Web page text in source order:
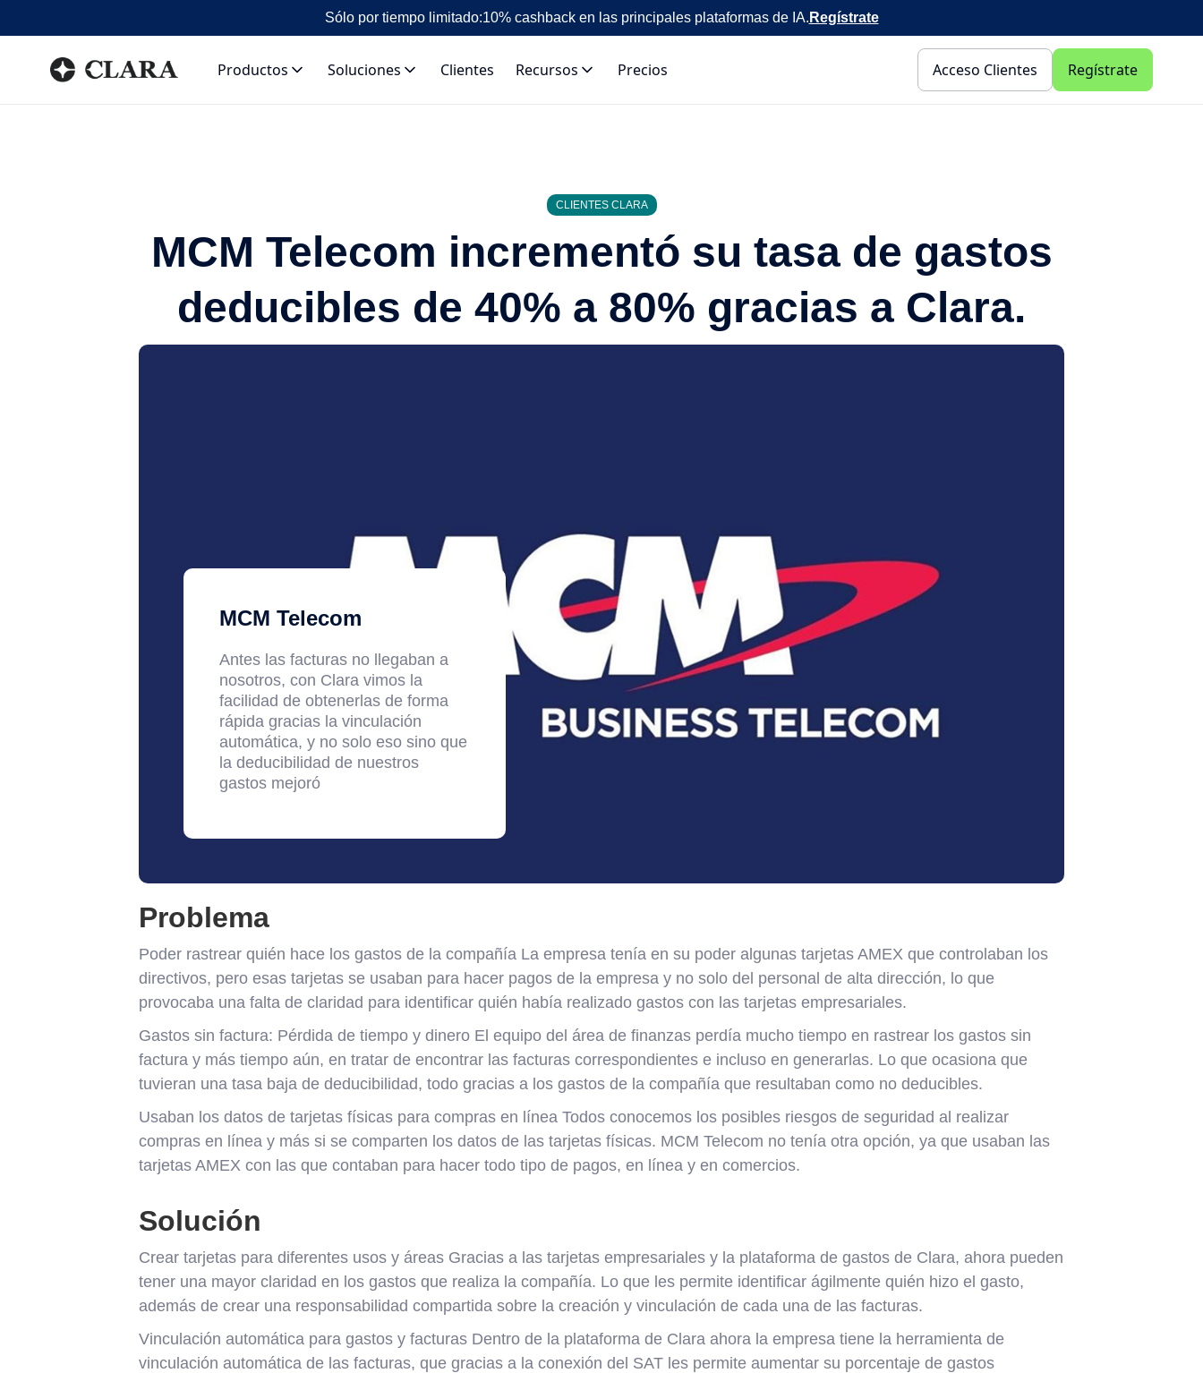
Sólo por tiempo limitado:10% cashback en las principales plataformas de IA. Regístrate
Productos Soluciones Clientes Recursos Precios Acceso Clientes Regístrate
CLIENTES CLARA
MCM Telecom incrementó su tasa de gastos
deducibles de 40% a 80% gracias a Clara.
MCM Telecom
Antes las facturas no llegaban a
nosotros, con Clara vimos la
facilidad de obtenerlas de forma
rápida gracias la vinculación
automática, y no solo eso sino que
la deducibilidad de nuestros
gastos mejoró
Problema
Poder rastrear quién hace los gastos de la compañía La empresa tenía en su poder algunas tarjetas AMEX que controlaban los
directivos, pero esas tarjetas se usaban para hacer pagos de la empresa y no solo del personal de alta dirección, lo que
provocaba una falta de claridad para identificar quién había realizado gastos con las tarjetas empresariales.
Gastos sin factura: Pérdida de tiempo y dinero El equipo del área de finanzas perdía mucho tiempo en rastrear los gastos sin
factura y más tiempo aún, en tratar de encontrar las facturas correspondientes e incluso en generarlas. Lo que ocasiona que
tuvieran una tasa baja de deducibilidad, todo gracias a los gastos de la compañía que resultaban como no deducibles.
Usaban los datos de tarjetas físicas para compras en línea Todos conocemos los posibles riesgos de seguridad al realizar
compras en línea y más si se comparten los datos de las tarjetas físicas. MCM Telecom no tenía otra opción, ya que usaban las
tarjetas AMEX con las que contaban para hacer todo tipo de pagos, en línea y en comercios.
Solución
Crear tarjetas para diferentes usos y áreas Gracias a las tarjetas empresariales y la plataforma de gastos de Clara, ahora pueden
tener una mayor claridad en los gastos que realiza la compañía. Lo que les permite identificar ágilmente quién hizo el gasto,
además de crear una responsabilidad compartida sobre la creación y vinculación de cada una de las facturas.
Vinculación automática para gastos y facturas Dentro de la plataforma de Clara ahora la empresa tiene la herramienta de
vinculación automática de las facturas, que gracias a la conexión del SAT les permite aumentar su porcentaje de gastos